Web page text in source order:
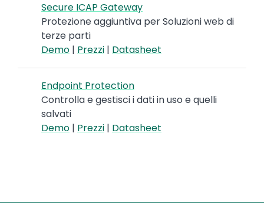
Secure ICAP Gateway
Protezione aggiuntiva per Soluzioni web di
terze parti
Demo | Prezzi | Datasheet
Endpoint Protection
Controlla e gestisci i dati in uso e quelli
salvati
Demo | Prezzi | Datasheet